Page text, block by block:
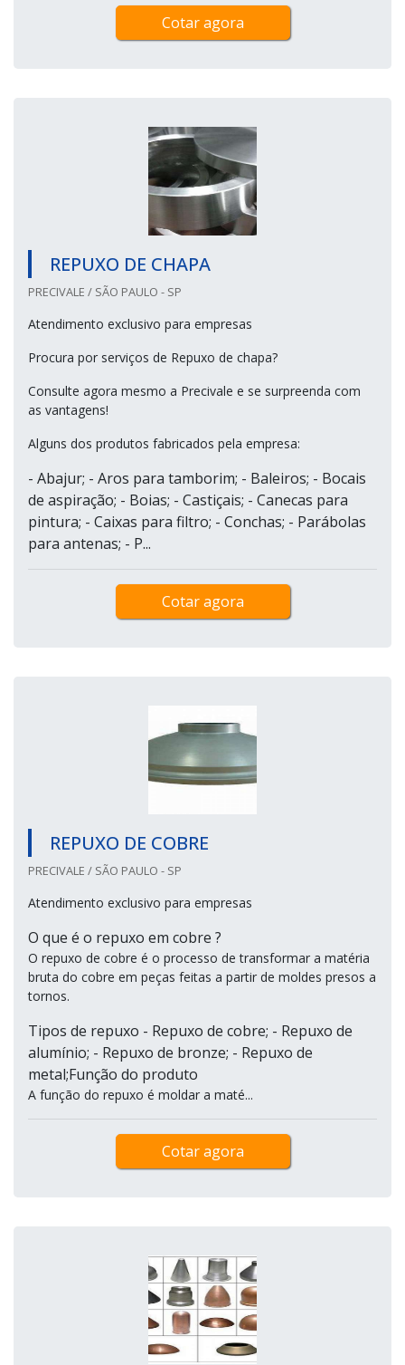
Cotar agora
REPUXO DE CHAPA
PRECIVALE / SÃO PAULO - SP
Atendimento exclusivo para empresas
Procura por serviços de Repuxo de chapa?
Consulte agora mesmo a Precivale e se surpreenda com
as vantagens!
Alguns dos produtos fabricados pela empresa:
- Abajur; - Aros para tamborim; - Baleiros; - Bocais
de aspiração; - Boias; - Castiçais; - Canecas para
pintura; - Caixas para filtro; - Conchas; - Parábolas
para antenas; - P...
Cotar agora
REPUXO DE COBRE
PRECIVALE / SÃO PAULO - SP
Atendimento exclusivo para empresas
O que é o repuxo em cobre ?
O repuxo de cobre é o processo de transformar a matéria
bruta do cobre em peças feitas a partir de moldes presos a
tornos.
Tipos de repuxo - Repuxo de cobre; - Repuxo de
alumínio; - Repuxo de bronze; - Repuxo de
metal;Função do produto
A função do repuxo é moldar a maté...
Cotar agora